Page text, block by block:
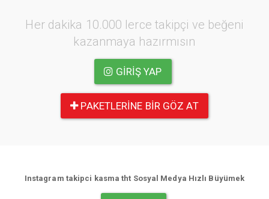
Her dakika 10.000 lerce takipçi ve beğeni
kazanmaya hazırmısın
GIRIŞ YAP
PAKETLERINE BIR GÖZ AT
Instagram takipci kasma tht Sosyal Medya Hızlı Büyümek